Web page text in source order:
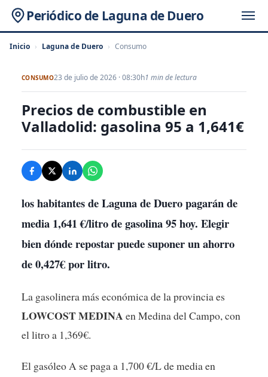
Periódico de Laguna de Duero
Inicio › Laguna de Duero › Consumo
CONSUMO23 de julio de 2026 · 08:30h1 min de lectura
Precios de combustible en
Valladolid: gasolina 95 a 1,641€
los habitantes de Laguna de Duero pagarán de
media 1,641 €/litro de gasolina 95 hoy. Elegir
bien dónde repostar puede suponer un ahorro
de 0,427€ por litro.
La gasolinera más económica de la provincia es
LOWCOST MEDINA en Medina del Campo, con
el litro a 1,369€.
El gasóleo A se paga a 1,700 €/L de media en